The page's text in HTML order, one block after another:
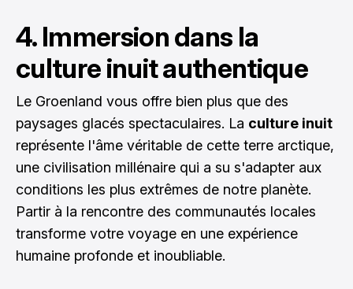
4. Immersion dans la
culture inuit authentique
Le Groenland vous offre bien plus que des
paysages glacés spectaculaires. La culture inuit
représente l'âme véritable de cette terre arctique,
une civilisation millénaire qui a su s'adapter aux
conditions les plus extrêmes de notre planète.
Partir à la rencontre des communautés locales
transforme votre voyage en une expérience
humaine profonde et inoubliable.